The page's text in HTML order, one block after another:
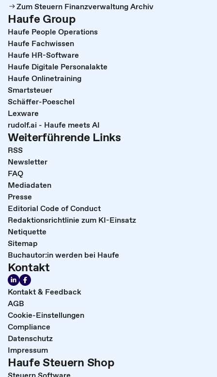
Zum Steuern Finanzverwaltung Archiv
Haufe Group
Haufe People Operations
Haufe Fachwissen
Haufe HR-Software
Haufe Digitale Personalakte
Haufe Onlinetraining
Smartsteuer
Schäffer-Poeschel
Lexware
rudolf.ai - Haufe meets AI
Weiterführende Links
RSS
Newsletter
FAQ
Mediadaten
Presse
Editorial Code of Conduct
Redaktionsrichtlinie zum KI-Einsatz
Netiquette
Sitemap
Buchautor:in werden bei Haufe
Kontakt
Kontakt & Feedback
AGB
Cookie-Einstellungen
Compliance
Datenschutz
Impressum
Haufe Steuern Shop